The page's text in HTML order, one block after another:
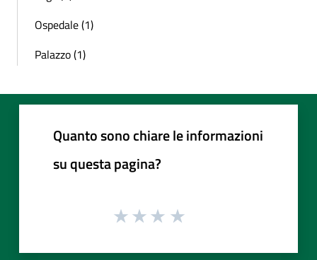
Ospedale (1)
Palazzo (1)
Quanto sono chiare le informazioni
su questa pagina?